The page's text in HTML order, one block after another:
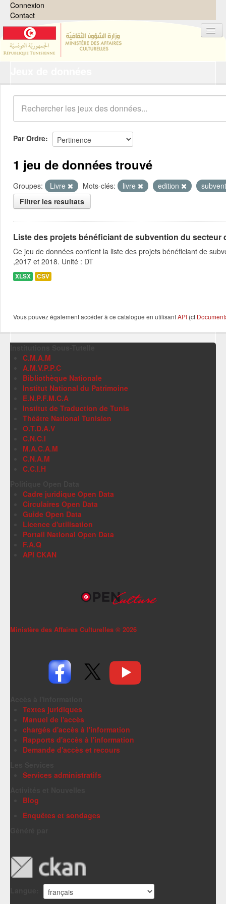
Connexion
Contact
Organisations
Groupes
Demandes 0
À propos
Par Ordre
1 jeu de données trouvé
Groupes: Livre Mots-clés: livre edition
Filtrer les resultats
Liste des projets bénéficiant de subvention du secteur
Ce jeu de données contient la liste des projets bénéficiant de
,2017 et 2018. Unité : DT
XLSX CSV
Vous pouvez également accéder à ce catalogue en utilisantAPI (cf
C.M.A.M
A.M.V.P.P.C
Bibliothèque Nationale
Institut National du Patrimoine
E.N.P.F.M.C.A
Institut de Traduction de Tunis
Théâtre National Tunisien
O.T.D.A.V
C.N.C.I
M.A.C.A.M
C.N.A.M
C.C.I.H
Cadre juridique Open Data
Circulaires Open Data
Guide Open Data
Licence d'utilisation
Portail National Open Data
F.A.Q
API CKAN
Ministère des Affaires Culturelles © 2026
Textes juridiques
Manuel de l'accès
chargés d'accès à l'information
Rapports d'accès à l'information
Demande d'accès et recours
Services administratifs
Blog
Enquêtes et sondages